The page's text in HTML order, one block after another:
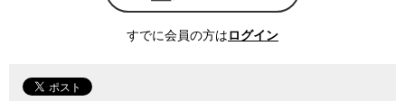
すでに会員の方は ログイン